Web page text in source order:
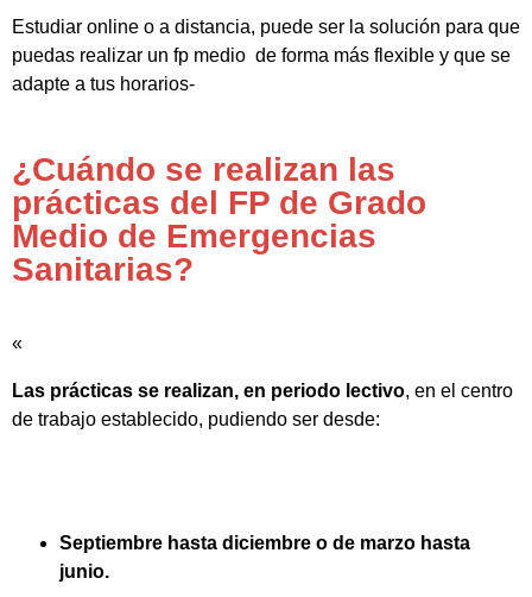
Estudiar online o a distancia, puede ser la solución para que
puedas realizar un fp medio de forma más flexible y que se
adapte a tus horarios-
¿Cuándo se realizan las
prácticas del FP de Grado
Medio de Emergencias
Sanitarias?
«
Las prácticas se realizan, en periodo lectivo, en el centro
de trabajo establecido, pudiendo ser desde:
Septiembre hasta diciembre o de marzo hasta
junio.